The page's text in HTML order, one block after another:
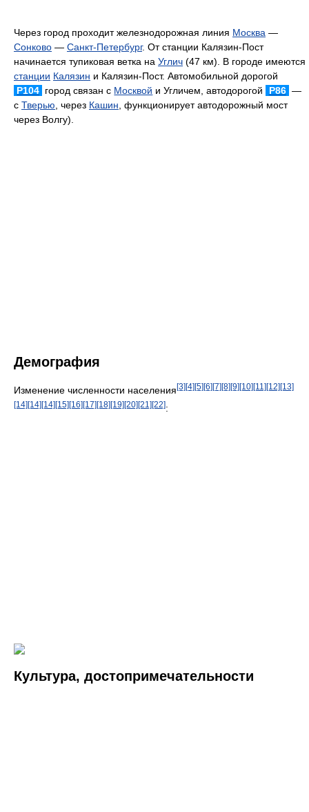
Через город проходит железнодорожная линия Москва —
Сонково — Санкт-Петербург. От станции Калязин-Пост
начинается тупиковая ветка на Углич (47 км). В городе имеются
станции Калязин и Калязин-Пост. Автомобильной дорогой
Р104 город связан с Москвой и Угличем, автодорогой Р86 —
с Тверью , через Кашин , функционирует автодорожный мост
через Волгу).
Демография
Изменение численности населения[3][4][5][6][7][8][9][10][11][12][13]
[14] [14] [14] [15] [16] [17] [18] [19] [20] [21] [22]:
Культура, достопримечательности